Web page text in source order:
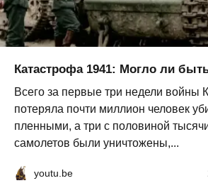
Катастрофа 1941: Могло ли
Всего за первые три недели войны
потеряла почти миллион человек
пленными, а три с половиной
самолетов были уничтожены,...
youtu.be